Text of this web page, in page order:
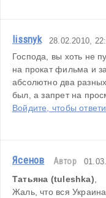
lissnyk 28.02.2010,
Господа, вы хоть не
на прокат фильма и
абсолютно два
был, а запрет на
Войдите, чтобы
Ясенов Автор
Татьяна (tuleshka),
Жаль, что вся